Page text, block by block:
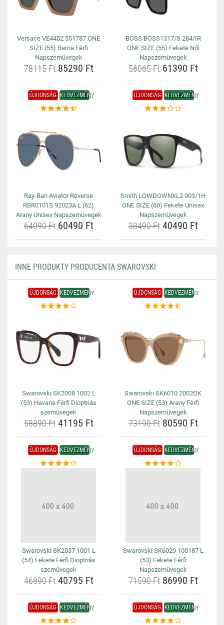
Versace VE4452 551787 ONE
SIZE (55) Barna Férfi
Napszemüvegek
78115 Ft85290 Ft
BOSS BOSS1317/S 284/IR
ONE SIZE (55) Fekete Női
Napszemüvegek
56065 Ft61390 Ft
ÚJDONSÁG KEDVEZMÉNY
Ray-Ban Aviator Reverse
RBR0101S 92023A L (62)
Arany Unisex Napszemüvegek
64090 Ft60490 Ft
ÚJDONSÁG KEDVEZMÉNY
Smith LOWDOWNXL2 003/1H
ONE SIZE (60) Fekete Unisex
Napszemüvegek
38490 Ft40490 Ft
INNE PRODUKTY PRODUCENTA SWAROVSKI
ÚJDONSÁG KEDVEZMÉNY
Swarovski SK2008 1002 L
(53) Havana Férfi Dioptriás
szemüvegek
58890 Ft41195 Ft
ÚJDONSÁG KEDVEZMÉNY
Swarovski SK6010 2002OK
ONE SIZE (53) Arany Férfi
Napszemüvegek
73190 Ft80590 Ft
ÚJDONSÁG KEDVEZMÉNY
Swarovski SK2037 1001 L
(54) Fekete Férfi Dioptriás
szemüvegek
46890 Ft40795 Ft
ÚJDONSÁG KEDVEZMÉNY
Swarovski SK6029 100187 L
(53) Fekete Férfi
Napszemüvegek
71590 Ft86990 Ft
ÚJDONSÁG KEDVEZMÉNY ÚJDONSÁG KEDVEZMÉNY